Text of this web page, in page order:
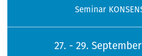
Seminar
27. - 29.